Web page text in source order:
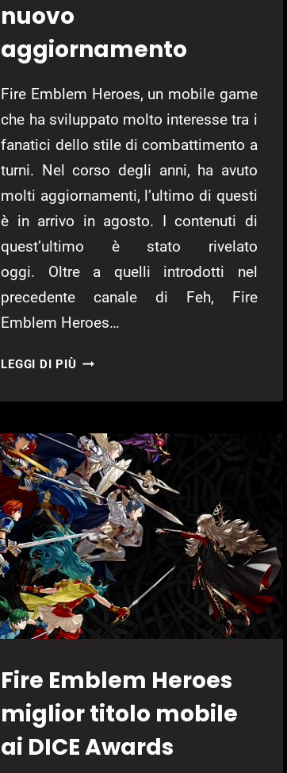
nuovo
aggiornamento
Fire Emblem Heroes, un mobile game
che ha sviluppato molto interesse tra i
fanatici dello stile di combattimento a
turni. Nel corso degli anni, ha avuto
molti aggiornamenti, l’ultimo di questi
è in arrivo in agosto. I contenuti di
quest’ultimo è stato rivelato
oggi. Oltre a quelli introdotti nel
precedente canale di Feh, Fire
Emblem Heroes…
LEGGI DI PIÙ FIRE
HEROS
GLI
SLOT
SQUADRA
A
15
NEL
SUO
NUOVO
AGGIORNAMENTO
Fire Emblem Heroes
miglior titolo mobile
ai DICE Awards